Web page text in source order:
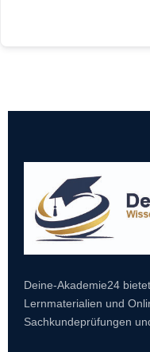
Deine-Akademie24
Lernmaterialien und
Sachkundeprüfungen